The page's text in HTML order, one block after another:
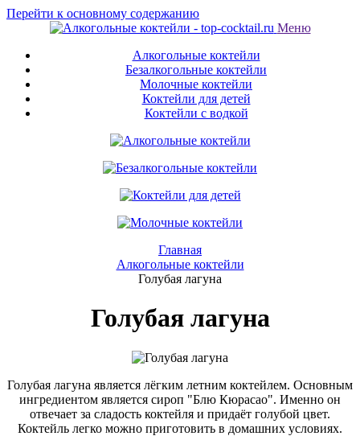
Перейти к основному содержанию
Меню
Алкогольные коктейли
Безалкогольные коктейли
Молочные коктейли
Коктейли для детей
Коктейли с водкой
Главная
Алкогольные коктейли
Голубая лагуна
Голубая лагуна
Голубая лагуна является лёгким летним коктейлем. Основным
ингредиентом является сироп "Блю Кюрасао". Именно он
отвечает за сладость коктейля и придаёт голубой цвет.
Коктейль легко можно приготовить в домашних условиях.